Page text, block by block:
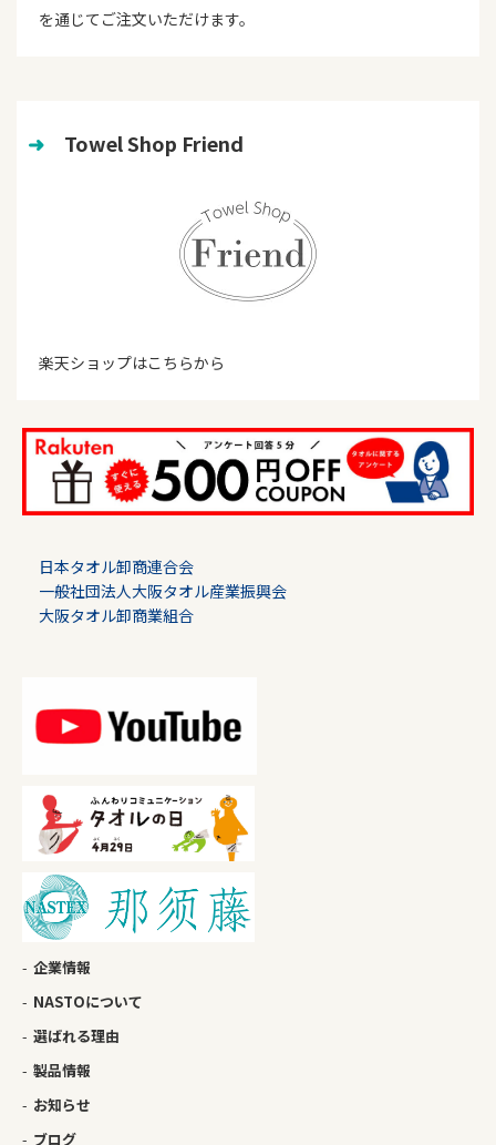
を通じてご注文いただけます。
➜ Towel Shop Friend
楽天ショップはこちらから
日本タオル卸商連合会
一般社団法人大阪タオル産業振興会
大阪タオル卸商業組合
企業情報
NASTOについて
選ばれる理由
製品情報
お知らせ
ブログ